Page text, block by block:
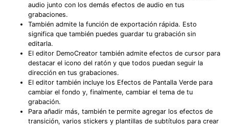
audio junto con los demás efectos de audio en tus
grabaciones.󠀲󠀧󠀨󠀦󠀤󠀧󠀨󠀨󠀨󠀳
También admite la función de exportación rápida.󠀲󠀧󠀨󠀦󠀤󠀧󠀨󠀩󠀳 Esto
significa que también puedes guardar tu grabación sin
editarla.󠀲󠀧󠀨󠀦󠀤󠀧󠀩󠀠󠀳
󠀰El editor DemoCreator también admite efectos de cursor para
destacar el icono del ratón y que todos puedan seguir la
dirección en tus grabaciones.󠀲󠀧󠀨󠀦󠀤󠀧󠀩󠀡󠀳
El editor también incluye los Efectos de Pantalla Verde para
cambiar el fondo y, finalmente, cambiar el tema de tu
grabación.󠀲󠀧󠀨󠀦󠀤󠀧󠀩󠀢󠀳
Para añadir más, también te permite agregar los efectos de
transición, varios stickers y plantillas de subtítulos para crear